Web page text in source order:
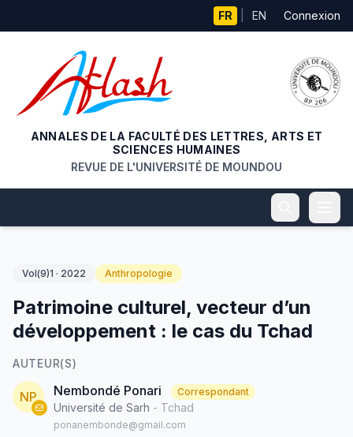
FR EN Connexion
ANNALES DE LA FACULTÉ DES LETTRES, ARTS ET
SCIENCES HUMAINES
REVUE DE L'UNIVERSITÉ DE MOUNDOU
Vol(9)1 · 2022 Anthropologie
Patrimoine culturel, vecteur d’un
développement : le cas du Tchad
AUTEUR(S)
NP Nembondé Ponari Correspondant
Université de Sarh - Tchad
ponanembonde@gmail.com